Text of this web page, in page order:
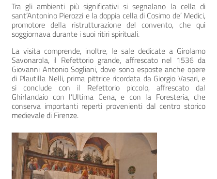
Tra gli ambienti più significativi si segnalano la cella di
sant’Antonino Pierozzi e la doppia cella di Cosimo de’ Medici,
promotore della ristrutturazione del convento, che qui
soggiornava durante i suoi ritiri spirituali.
La visita comprende, inoltre, le sale dedicate a Girolamo
Savonarola, il Refettorio grande, affrescato nel 1536 da
Giovanni Antonio Sogliani, dove sono esposte anche opere
di Plautilla Nelli, prima pittrice ricordata da Giorgio Vasari, e
si conclude con il Refettorio piccolo, affrescato dal
Ghirlandaio con l’Ultima Cena, e con la Foresteria, che
conserva importanti reperti provenienti dal centro storico
medievale di Firenze.